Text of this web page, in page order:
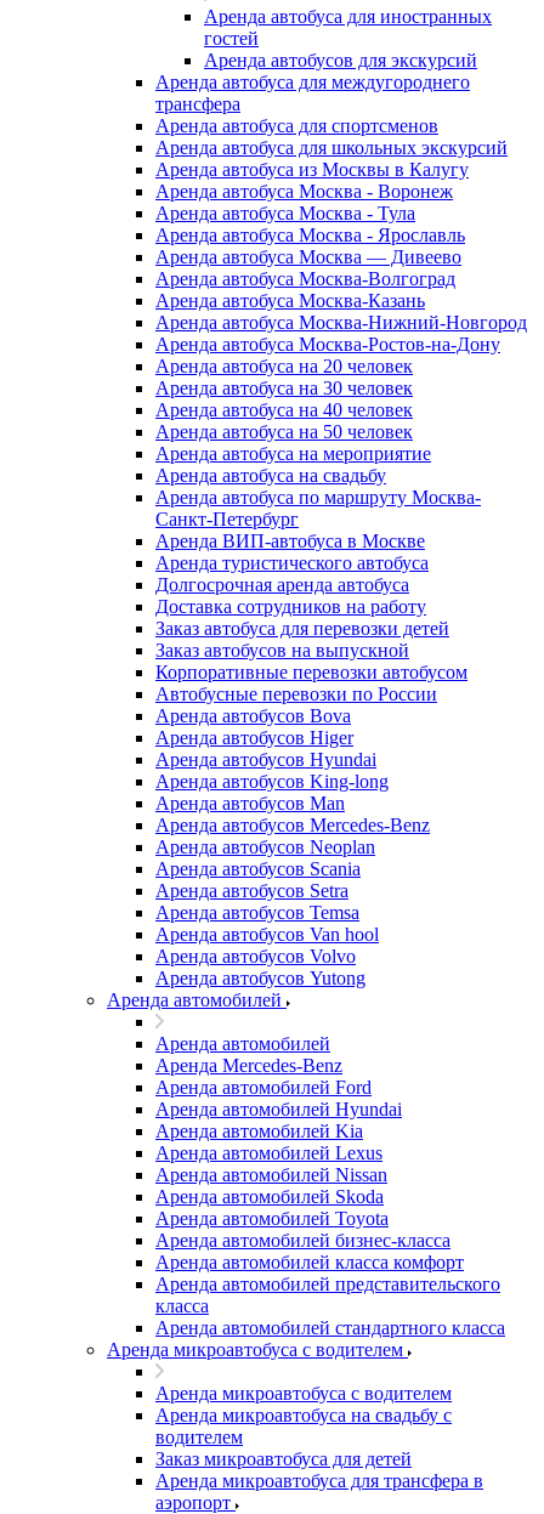
Аренда автобуса для иностранных
гостей
Аренда автобусов для экскурсий
Аренда автобуса для междугороднего
трансфера
Аренда автобуса для спортсменов
Аренда автобуса для школьных экскурсий
Аренда автобуса из Москвы в Калугу
Аренда автобуса Москва - Воронеж
Аренда автобуса Москва - Тула
Аренда автобуса Москва - Ярославль
Аренда автобуса Москва — Дивеево
Аренда автобуса Москва-Волгоград
Аренда автобуса Москва-Казань
Аренда автобуса Москва-Нижний-Новгород
Аренда автобуса Москва-Ростов-на-Дону
Аренда автобуса на 20 человек
Аренда автобуса на 30 человек
Аренда автобуса на 40 человек
Аренда автобуса на 50 человек
Аренда автобуса на мероприятие
Аренда автобуса на свадьбу
Аренда автобуса по маршруту Москва-
Санкт-Петербург
Аренда ВИП-автобуса в Москве
Аренда туристического автобуса
Долгосрочная аренда автобуса
Доставка сотрудников на работу
Заказ автобуса для перевозки детей
Заказ автобусов на выпускной
Корпоративные перевозки автобусом
Автобусные перевозки по России
Аренда автобусов Bova
Аренда автобусов Higer
Аренда автобусов Hyundai
Аренда автобусов King-long
Аренда автобусов Man
Аренда автобусов Mercedes-Benz
Аренда автобусов Neoplan
Аренда автобусов Scania
Аренда автобусов Setra
Аренда автобусов Temsa
Аренда автобусов Van hool
Аренда автобусов Volvo
Аренда автобусов Yutong
Аренда автомобилей
Аренда автомобилей
Аренда Mercedes-Benz
Аренда автомобилей Ford
Аренда автомобилей Hyundai
Аренда автомобилей Kia
Аренда автомобилей Lexus
Аренда автомобилей Nissan
Аренда автомобилей Skoda
Аренда автомобилей Toyota
Аренда автомобилей бизнес-класса
Аренда автомобилей класса комфорт
Аренда автомобилей представительского
класса
Аренда автомобилей стандартного класса
Аренда микроавтобуса с водителем
Аренда микроавтобуса с водителем
Аренда микроавтобуса на свадьбу с
водителем
Заказ микроавтобуса для детей
Аренда микроавтобуса для трансфера в
аэропорт